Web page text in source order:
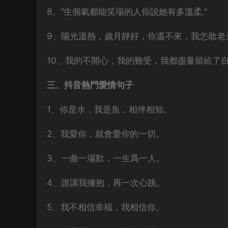
8、“生個氣都能笑場的人你說她有多溫柔.”
9、陽光溫熱，歲月靜好，你還不來，我怎敢老
10、我的不開心，我的難受，我都盡量留給了自
三、抖音熱門愛情句子
1、你是水，我是魚，相伴相知。
2、我愛你，就會愛你的一切。
3、一曲一場歎，一生爲一人。
4、誰讓我擁抱，再一次心跳。
5、我不相信幸福，我相信你。